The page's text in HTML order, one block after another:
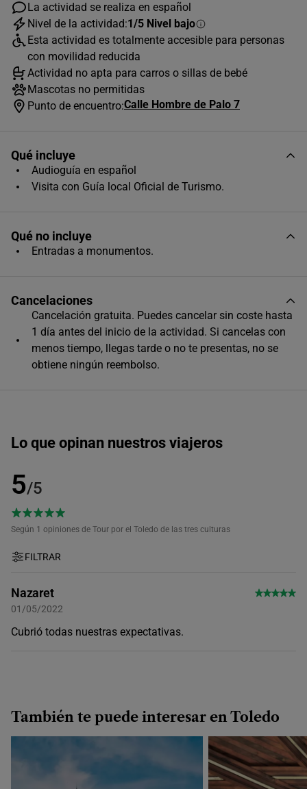
AGOSTO 2026
L
M X J V S D
10
17
18 19 20
Horas disponibles (1)
Único horario disponible
La actividad se realiza en español
Nivel de la actividad:1/5 Nivel bajo
Esta actividad es totalmente accesible para personas
con movilidad reducida
Actividad no apta para carros o sillas de bebé
Mascotas no permitidas
Punto de encuentro:Calle Hombre de Palo 7
Qué incluye
Audioguía en español
Visita con Guía local Oficial de Turismo.
Qué no incluye
Entradas a monumentos.
Cancelaciones
Cancelación gratuita. Puedes cancelar sin coste hasta
1 día antes del inicio de la actividad. Si cancelas con
menos tiempo, llegas tarde o no te presentas, no se
obtiene ningún reembolso.
Lo que opinan nuestros viajeros
5/5
Según 1 opiniones de Tour por el Toledo de las tres culturas
FILTRAR
Nazaret
01/05/2022
Cubrió todas nuestras expectativas.
También te puede interesar en Toledo